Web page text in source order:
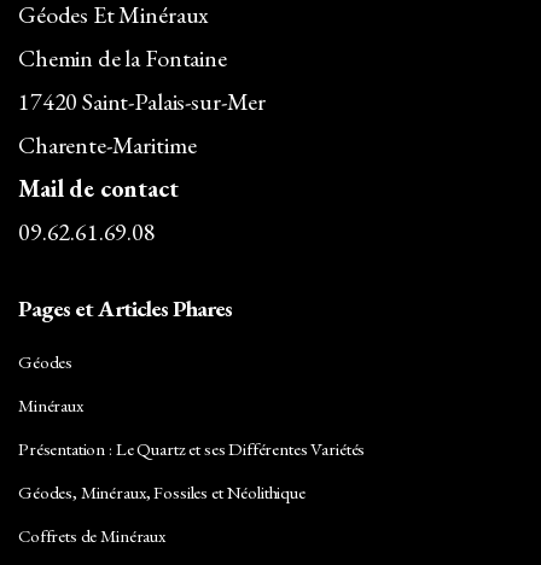
Géodes Et Minéraux
Chemin de la Fontaine
17420 Saint-Palais-sur-Mer
Charente-Maritime
Mail de contact
09.62.61.69.08
Pages et Articles Phares
Géodes
Minéraux
Présentation : Le Quartz et ses Différentes Variétés
Géodes, Minéraux, Fossiles et Néolithique
Coffrets de Minéraux